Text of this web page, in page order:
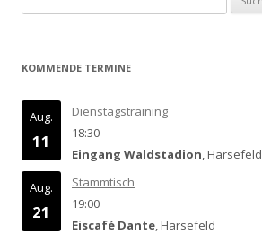
nach:
KOMMENDE TERMINE
Aug.
11
Dienstagstraining
18:30
Eingang Waldstadion, Harsefeld
Aug.
21
Stammtisch
19:00
Eiscafé Dante, Harsefeld